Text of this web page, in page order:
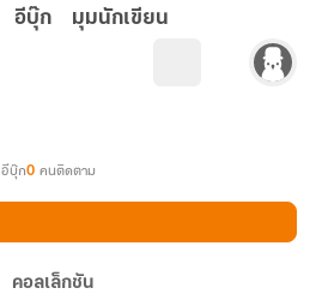
อีบุ๊ก มุมนักเขียน
อีบุ๊ก0 คนติดตาม
คอลเล็กชัน